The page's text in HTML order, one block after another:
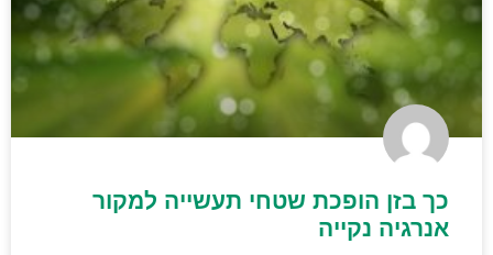
כך בזן הופכת שטחי תעשייה למקור
אנרגיה נקייה